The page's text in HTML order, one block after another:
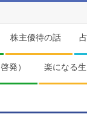
株主優待の話
発） 楽になる